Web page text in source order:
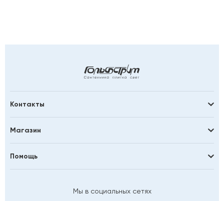
Контакты
Магазин
Помощь
Мы в социальных сетях